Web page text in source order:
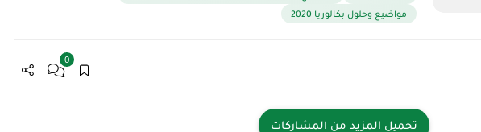
مواضيع وحلول بكالوريا 2020
0
تحميل المزيد من المشاركات